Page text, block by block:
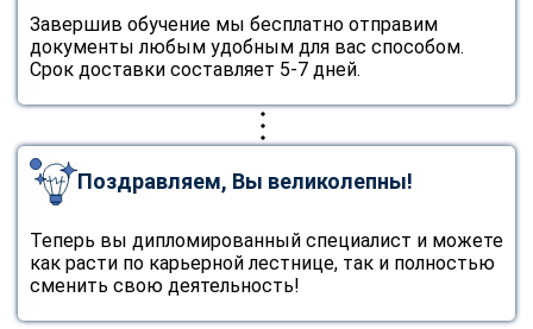
Завершив обучение мы бесплатно отправим
документы любым удобным для вас способом.
Срок доставки составляет 5-7 дней.
Поздравляем, Вы великолепны!
Теперь вы дипломированный специалист и можете
как расти по карьерной лестнице, так и полностью
сменить свою деятельность!